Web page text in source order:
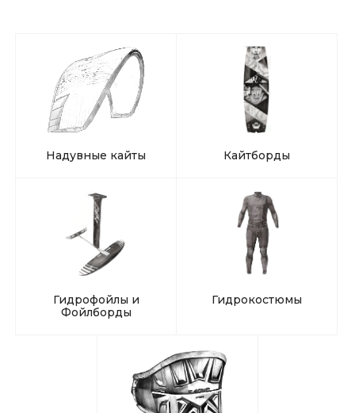
Надувные кайты Кайтборды
Гидрофойлы и
Фойлборды
Гидрокостюмы